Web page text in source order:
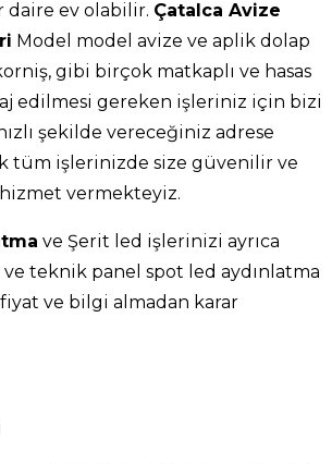
daire ev olabilir. Çatalca Avize
Model model avize ve aplik dolap
gibi birçok matkaplı ve hasas
edilmesi gereken işleriniz için bizi
şekilde vereceğiniz adrese
tüm işlerinizde size güvenilir ve
vermekteyiz.
ve Şerit led işlerinizi ayrıca
ve teknik panel spot led aydınlatma
ve bilgi almadan karar